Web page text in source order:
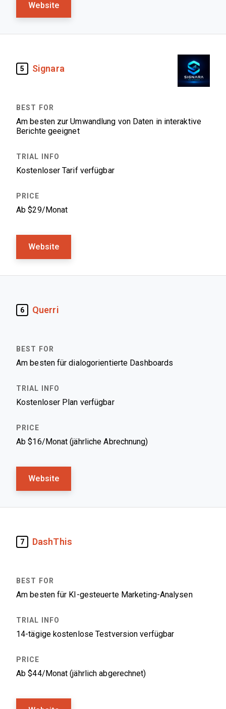
Website
5 Signara
Am besten zur Umwandlung von Daten in interaktive
Berichte geeignet
Kostenloser Tarif verfügbar
Ab $29/Monat
Website
6 Querri
Am besten für dialogorientierte Dashboards
Kostenloser Plan verfügbar
Ab $16/Monat (jährliche Abrechnung)
Website
7 DashThis
Am besten für KI-gesteuerte Marketing-Analysen
14-tägige kostenlose Testversion verfügbar
Ab $44/Monat (jährlich abgerechnet)